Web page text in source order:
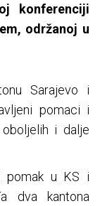
konferenciji
održanoj u
Sarajevo i
pomaci i
i dalje
pomak u KS i
dva kantona